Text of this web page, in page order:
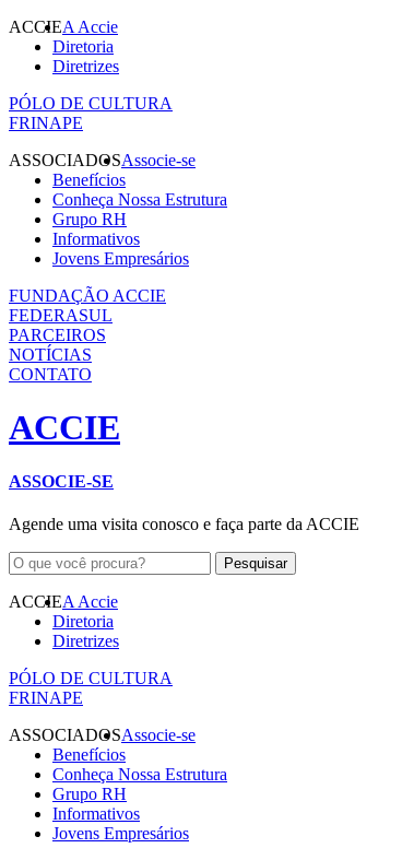
ACCIEA Accie
Diretoria
Diretrizes
PÓLO DE CULTURA
FRINAPE
ASSOCIADOSAssocie-se
Benefícios
Conheça Nossa Estrutura
Grupo RH
Informativos
Jovens Empresários
FUNDAÇÃO ACCIE
FEDERASUL
PARCEIROS
NOTÍCIAS
CONTATO
ACCIE
ASSOCIE-SE
Agende uma visita conosco e faça parte da ACCIE
ACCIEA Accie
Diretoria
Diretrizes
PÓLO DE CULTURA
FRINAPE
ASSOCIADOSAssocie-se
Benefícios
Conheça Nossa Estrutura
Grupo RH
Informativos
Jovens Empresários